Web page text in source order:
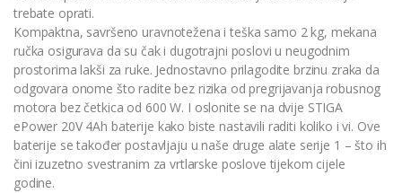
trebate oprati.
Kompaktna, savršeno uravnotežena i teška samo 2 kg, mekana
ručka osigurava da su čak i dugotrajni poslovi u neugodnim
prostorima lakši za ruke. Jednostavno prilagodite brzinu zraka da
odgovara onome što radite bez rizika od pregrijavanja robusnog
motora bez četkica od 600 W. I oslonite se na dvije STIGA
ePower 20V 4Ah baterije kako biste nastavili raditi koliko i vi. Ove
baterije se također postavljaju u naše druge alate serije 1 – što ih
čini izuzetno svestranim za vrtlarske poslove tijekom cijele
godine.